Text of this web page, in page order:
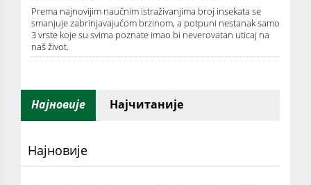
Prema najnovijim naučnim istraživanjima broj insekata se
smanjuje zabrinjavajućom brzinom, a potpuni nestanak samo
3 vrste koje su svima poznate imao bi neverovatan uticaj na
naš život.
Најновије Најчитаније
Најновије